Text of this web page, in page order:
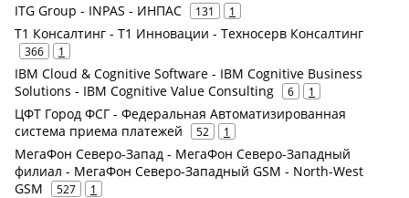
ITG Group - INPAS - ИНПАС 131 1
Т1 Консалтинг - Т1 Инновации - Техносерв Консалтинг
366 1
IBM Cloud & Cognitive Software - IBM Cognitive Business
Solutions - IBM Cognitive Value Consulting
6 1
ЦФТ Город ФСГ - Федеральная Автоматизированная
система приема платежей
52 1
МегаФон Северо-Запад - МегаФон Северо-Западный
филиал - МегаФон Северо-Западный GSM - North-West
GSM
527 1